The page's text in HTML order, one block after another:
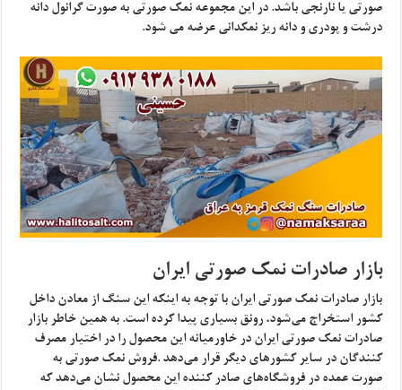
صورتی یا نارنجی باشد. در این مجموعه نمک صورتی به صورت گرانول دانه
درشت و پودری و دانه ریز نمکدانی عرضه می شود.
بازار صادرات نمک صورتی ایران
بازار صادرات نمک صورتی ایران با توجه به اینکه این سنگ از معادن داخل
کشور استخراج می‌شود، رونق بسیاری پیدا کرده است. به همین خاطر بازار
صادرات نمک صورتی ایران در خاورمیانه این محصول را در اختیار مصرف
کنندگان در سایر کشورهای دیگر قرار می‌دهد .فروش نمک صورتی به
صورت عمده در فروشگاه‌های صادر کننده این محصول نشان می‌دهد که